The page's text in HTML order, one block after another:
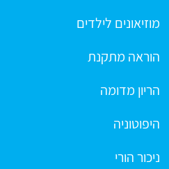
מוזיאונים לילדים
הוראה מתקנת
הריון מדומה
היפוטוניה
ניכור הורי